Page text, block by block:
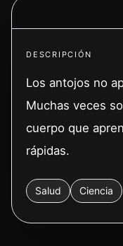
DESCRIPCIÓN
Los antojos no
Muchas veces
cuerpo que
rápidas.
Salud Ciencia